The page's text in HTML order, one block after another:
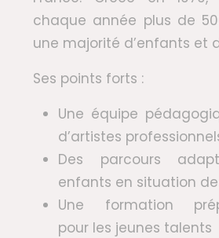
chaque année plus de
une majorité d’enfants et
Ses points forts :
Une équipe
d’artistes
Des parcours
enfants en situation
Une formation
pour les jeunes talents